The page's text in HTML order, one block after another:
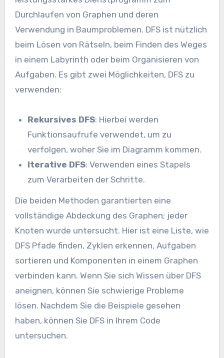
Durchlaufen von Graphen und deren
Verwendung in Baumproblemen. DFS ist nützlich
beim Lösen von Rätseln, beim Finden des Weges
in einem Labyrinth oder beim Organisieren von
Aufgaben. Es gibt zwei Möglichkeiten, DFS zu
verwenden:
Rekursives DFS: Hierbei werden
Funktionsaufrufe verwendet, um zu
verfolgen, woher Sie im Diagramm kommen.
Iterative DFS: Verwenden eines Stapels
zum Verarbeiten der Schritte.
Die beiden Methoden garantierten eine
vollständige Abdeckung des Graphen; jeder
Knoten wurde untersucht. Hier ist eine Liste, wie
DFS Pfade finden, Zyklen erkennen, Aufgaben
sortieren und Komponenten in einem Graphen
verbinden kann. Wenn Sie sich Wissen über DFS
aneignen, können Sie schwierige Probleme
lösen. Nachdem Sie die Beispiele gesehen
haben, können Sie DFS in Ihrem Code
untersuchen.